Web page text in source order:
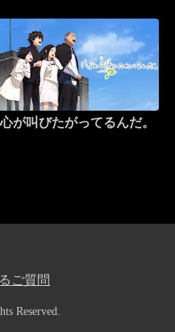
心が叫びたがってるんだ。
ご質問
Reserved.